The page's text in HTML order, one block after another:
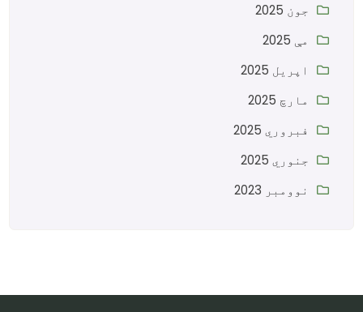
جون 2025
مې 2025
اپریل 2025
مارچ 2025
فبروري 2025
جنوري 2025
نوومبر 2023